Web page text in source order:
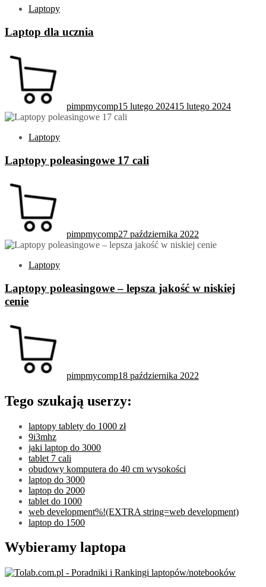
Laptopy
Laptop dla ucznia
pimpmycomp15 lutego 202415 lutego 2024
Laptopy
Laptopy poleasingowe 17 cali
pimpmycomp27 października 2022
Laptopy
Laptopy poleasingowe – lepsza jakość w niskiej
cenie
pimpmycomp18 października 2022
Tego szukają userzy:
laptopy tablety do 1000 zł
9i3mhz
jaki laptop do 3000
tablet 7 cali
obudowy komputera do 40 cm wysokości
laptop do 3000
laptop do 2000
tablet do 1000
web development%!(EXTRA string=web development)
laptop do 1500
Wybieramy laptopa